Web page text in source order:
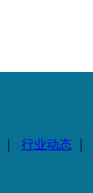
行业动态